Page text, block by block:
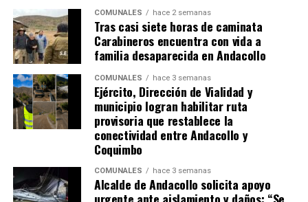
COMUNALES hace 2 semanas
Tras casi siete horas de caminata
Carabineros encuentra con vida a
familia desaparecida en Andacollo
COMUNALES hace 3 semanas
Ejército, Dirección de Vialidad y
municipio logran habilitar ruta
provisoria que restablece la
conectividad entre Andacollo y
Coquimbo
COMUNALES hace 3 semanas
Alcalde de Andacollo solicita apoyo
urgente ante aislamiento y daños: “Se